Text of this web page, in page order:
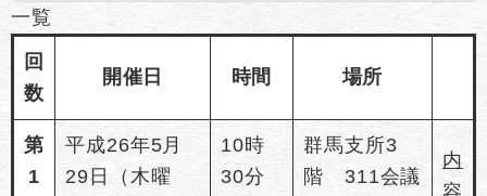
一覧
回
数
開催日 時間 場所
第
1
平成26年5月
29日（木曜
10時
30分
群馬支所3
階 311会議
内
容